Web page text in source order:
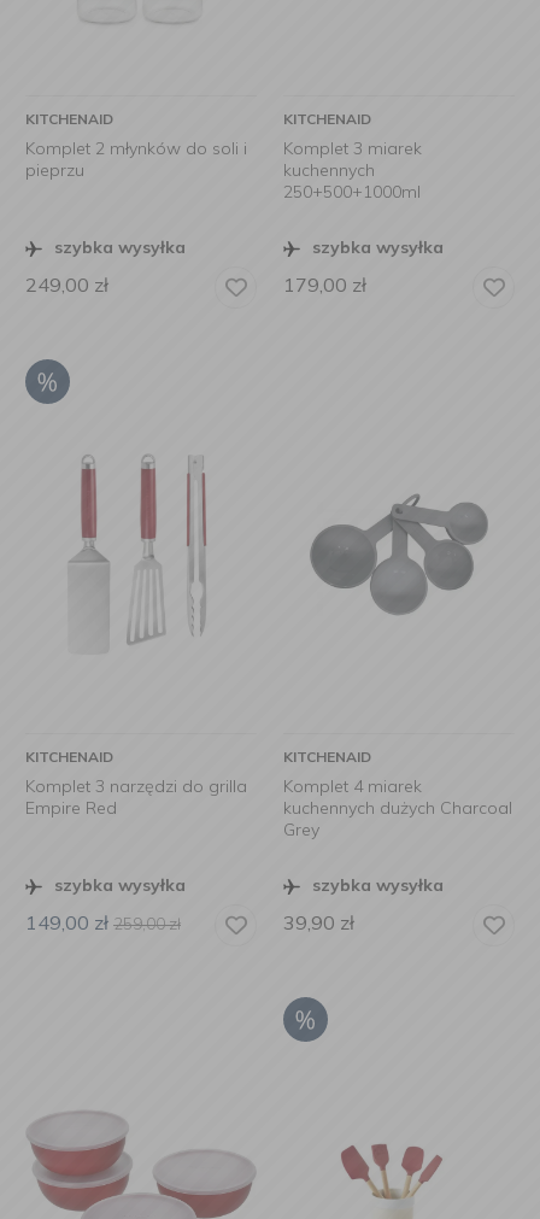
KITCHENAID
Komplet 2 młynków do soli i
pieprzu
szybka wysyłka
249,00 zł
KITCHENAID
Komplet 3 miarek
kuchennych
250+500+1000ml
szybka wysyłka
179,00 zł
KITCHENAID
Komplet 3 narzędzi do grilla
Empire Red
szybka wysyłka
149,00 zł 259,00zł
KITCHENAID
Komplet 4 miarek
kuchennych dużych Charcoal
Grey
szybka wysyłka
39,90 zł